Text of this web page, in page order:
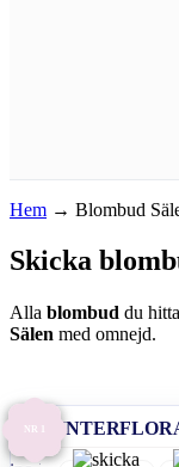
Hem → Blombud
Skicka
Alla blombud du
Sälen med omnejd.
NR 1